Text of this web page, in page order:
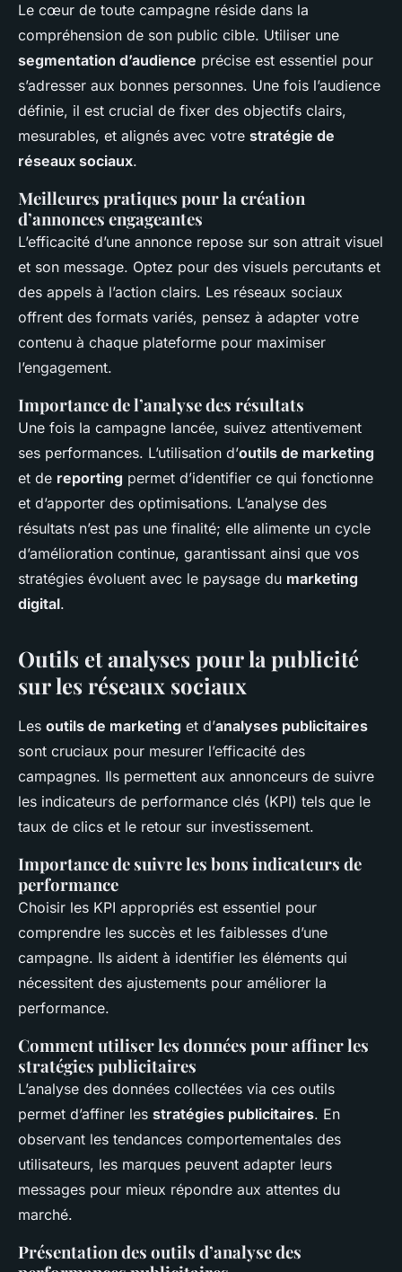
Le cœur de toute campagne réside dans la
compréhension de son public cible. Utiliser une
segmentation d’audience précise est essentiel pour
s’adresser aux bonnes personnes. Une fois l’audience
définie, il est crucial de fixer des objectifs clairs,
mesurables, et alignés avec votre stratégie de
réseaux sociaux.
Meilleures pratiques pour la création
d’annonces engageantes
L’efficacité d’une annonce repose sur son attrait visuel
et son message. Optez pour des visuels percutants et
des appels à l’action clairs. Les réseaux sociaux
offrent des formats variés, pensez à adapter votre
contenu à chaque plateforme pour maximiser
l’engagement.
Importance de l’analyse des résultats
Une fois la campagne lancée, suivez attentivement
ses performances. L’utilisation d’outils de marketing
et de reporting permet d’identifier ce qui fonctionne
et d’apporter des optimisations. L’analyse des
résultats n’est pas une finalité; elle alimente un cycle
d’amélioration continue, garantissant ainsi que vos
stratégies évoluent avec le paysage du marketing
digital.
Outils et analyses pour la publicité
sur les réseaux sociaux
Les outils de marketing et d’analyses publicitaires
sont cruciaux pour mesurer l’efficacité des
campagnes. Ils permettent aux annonceurs de suivre
les indicateurs de performance clés (KPI) tels que le
taux de clics et le retour sur investissement.
Importance de suivre les bons indicateurs de
performance
Choisir les KPI appropriés est essentiel pour
comprendre les succès et les faiblesses d’une
campagne. Ils aident à identifier les éléments qui
nécessitent des ajustements pour améliorer la
performance.
Comment utiliser les données pour affiner les
stratégies publicitaires
L’analyse des données collectées via ces outils
permet d’affiner les stratégies publicitaires. En
observant les tendances comportementales des
utilisateurs, les marques peuvent adapter leurs
messages pour mieux répondre aux attentes du
marché.
Présentation des outils d’analyse des